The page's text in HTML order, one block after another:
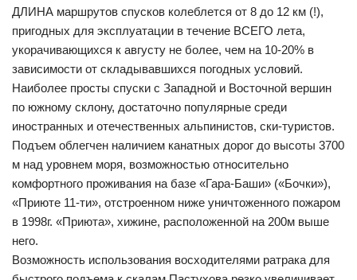
ДЛИНА маршрутов спусков колеблется от 8 до 12 км (!),
пригодных для эксплуатации в течение ВСЕГО лета,
укорачивающихся к августу не более, чем на 10-20% в
зависимости от складывавшихся погодных условий.
Наиболее просты спуски с Западной и Восточной вершин
по южному склону, достаточно популярные среди
иностранных и отечественных альпинистов, ски-туристов.
Подъем облегчен наличием канатных дорог до высоты 3700
м над уровнем моря, возможностью относительно
комфортного проживания на базе «Гара-Баши» («Бочки»),
«Приюте 11-ти», отстроенном ниже уничтоженного пожаром
в 1998г. «Приюта», хижине, расположенной на 200м выше
него.
Возможность использования восходителями ратрака для